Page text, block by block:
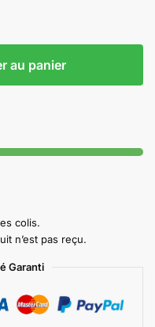
au panier
colis.
n’est pas reçu.
Garanti